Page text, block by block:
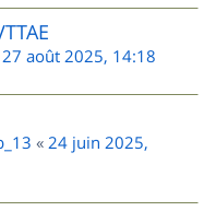
27 août 2025, 14:18
« 24 juin 2025,